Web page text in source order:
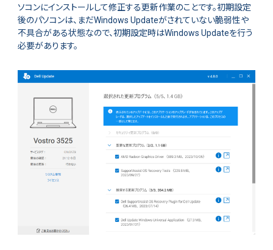
ソコンにインストールして修正する更新作業のことです。初期設定
後のパソコンは、まだWindows Updateがされていない脆弱性や
不具合がある状態なので、初期設定時はWindows Updateを行う
必要があります。